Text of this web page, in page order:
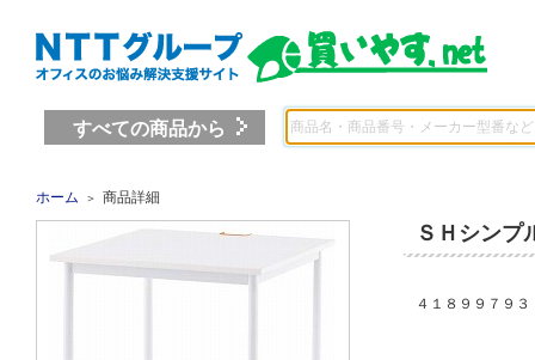
すべての商品から
ホーム ＞ 商品詳細
ＳＨシン
４１８９９７９